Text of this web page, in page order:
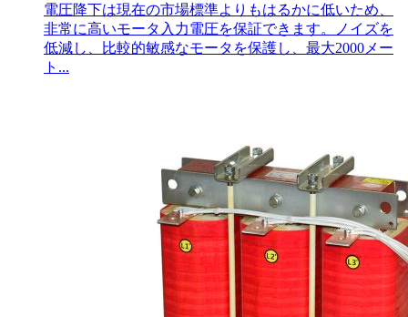
電圧降下は現在の市場標準よりもはるかに低いため、
非常に高いモータ入力電圧を保証できます。ノイズを
低減し、比較的敏感なモータを保護し、最大2000メー
ト...